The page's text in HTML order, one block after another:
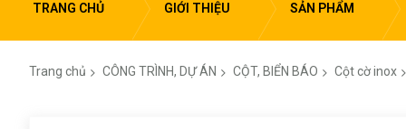
TRANG CHỦ GIỚI THIỆU SẢN PHẨM
Trang chủ CÔNG TRÌNH, DỰ ÁN CỘT, BIỂN BÁO Cột cờ inox